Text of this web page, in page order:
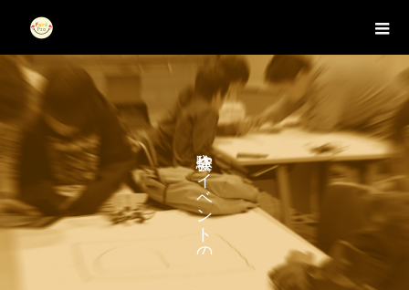
や
イ
ベ
ン
ト
の